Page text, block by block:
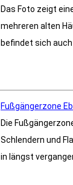
Das Foto zeigt
mehreren alten
befindet sich auch
Fußgängerzone
Die
Schlendern und
in längst